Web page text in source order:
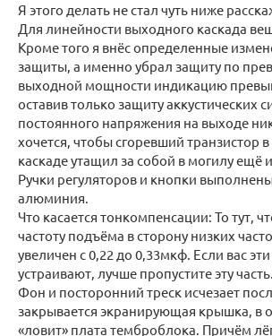
Я этого делать не стал чуть ниже
Для линейности выходного каскада
Кроме того я внёс определенные
защиты, а именно убрал защиту по
выходной мощности индикацию
оставив только защиту аккустических
постоянного напряжения на выходе
хочется, чтобы сгоревший транзистор
каскаде утащил за собой в могилу ещё
Ручки регуляторов и кнопки
алюминия.
Что касается тонкомпенсации: То тут,
частоту подъёма в сторону низких
увеличен с 0,22 до 0,33мкф. Если вас
устраивают, лучше пропустите эту часть.
Фон и посторонний треск исчезает
закрывается экранирующая крышка, в
«ловит» плата темброблока. Причём